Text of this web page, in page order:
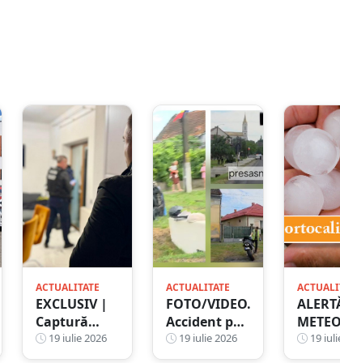
ACTUALITATE
EXCLUSIV |
Captură
COLOSALĂ
de droguri în
19 iulie 2026
ACTUALITATE
FOTO/VIDEO.
Accident pe
DN 19A, în
Ardud. O
19 iulie 2026
de
19